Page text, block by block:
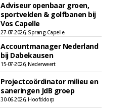
Adviseur openbaar groen,
sportvelden & golfbanen bij
Vos Capelle
27-07-2026, Sprang-Capelle
Accountmanager Nederland
bij Dabekausen
15-07-2026, Nederweert
Projectcoördinator milieu en
saneringen JdB groep
30-06-2026, Hoofddorp